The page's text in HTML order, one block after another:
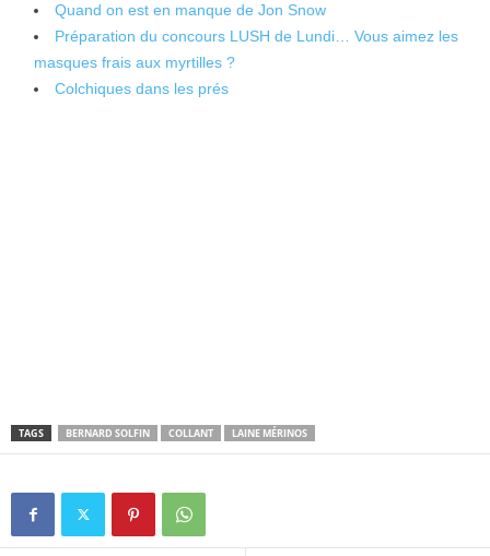
Quand on est en manque de Jon Snow
Préparation du concours LUSH de Lundi… Vous aimez les
masques frais aux myrtilles ?
Colchiques dans les prés
TAGS BERNARD SOLFIN COLLANT LAINE MÉRINOS